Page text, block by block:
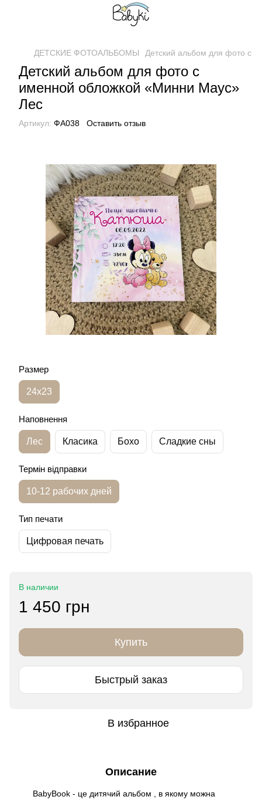
ДЕТСКИЕ ФОТОАЛЬБОМЫ Детский альбом для фото с
Детский альбом для фото с
именной обложкой «Минни Маус»
Лес
Артикул: ФА038 Оставить отзыв
Размер
24х23
Наповнення
Лес Класика Бохо Сладкие сны
Термін відправки
10-12 рабочих дней
Тип печати
Цифровая печать
В наличии
1 450 грн
Купить
Быстрый заказ
В избранное
Описание
BabyBook - це дитячий альбом , в якому можна